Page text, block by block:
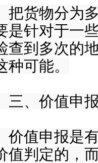
物分为多
是针对于一
查到多次的
种可能。
、价值申
申报是有
值判定的，